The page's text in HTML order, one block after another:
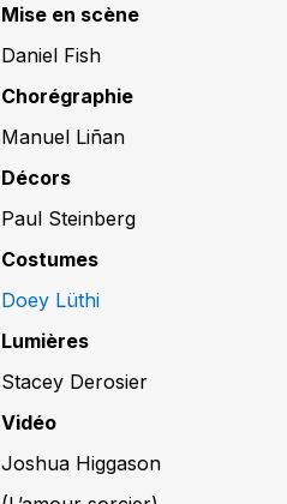
Mise en scène
Daniel Fish
Chorégraphie
Manuel Liñan
Décors
Paul Steinberg
Costumes
Doey Lüthi
Lumières
Stacey Derosier
Vidéo
Joshua Higgason